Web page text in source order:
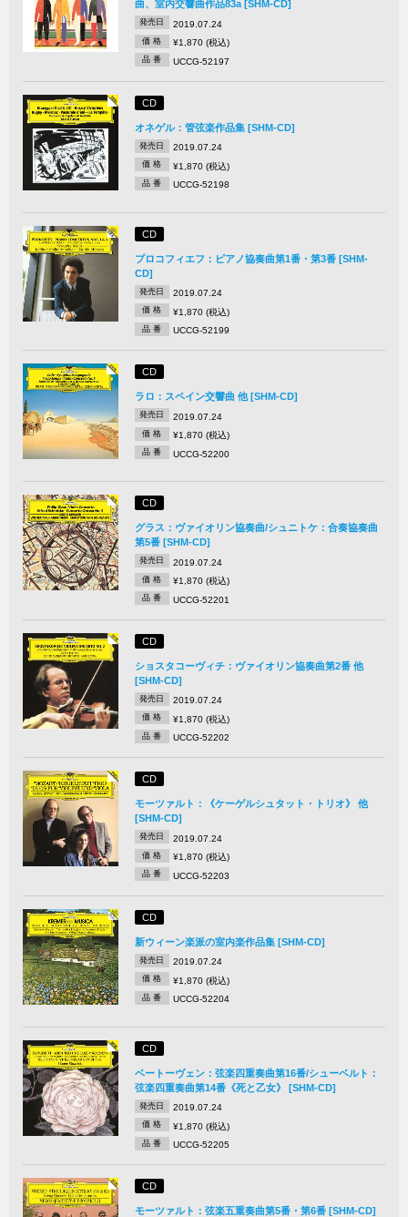
曲、室内交響曲作品83a [SHM-CD]
発売日 2019.07.24
価 格 ¥1,870 (税込)
品 番 UCCG-52197
CD
オネゲル：管弦楽作品集 [SHM-CD]
発売日 2019.07.24
価 格 ¥1,870 (税込)
品 番 UCCG-52198
CD
プロコフィエフ：ピアノ協奏曲第1番・第3番 [SHM-
CD]
発売日 2019.07.24
価 格 ¥1,870 (税込)
品 番 UCCG-52199
CD
ラロ：スペイン交響曲 他 [SHM-CD]
発売日 2019.07.24
価 格 ¥1,870 (税込)
品 番 UCCG-52200
CD
グラス：ヴァイオリン協奏曲/シュニトケ：合奏協奏曲
第5番 [SHM-CD]
発売日 2019.07.24
価 格 ¥1,870 (税込)
品 番 UCCG-52201
CD
ショスタコーヴィチ：ヴァイオリン協奏曲第2番 他
[SHM-CD]
発売日 2019.07.24
価 格 ¥1,870 (税込)
品 番 UCCG-52202
CD
モーツァルト：《ケーゲルシュタット・トリオ》 他
[SHM-CD]
発売日 2019.07.24
価 格 ¥1,870 (税込)
品 番 UCCG-52203
CD
新ウィーン楽派の室内楽作品集 [SHM-CD]
発売日 2019.07.24
価 格 ¥1,870 (税込)
品 番 UCCG-52204
CD
ベートーヴェン：弦楽四重奏曲第16番/シューベルト：
弦楽四重奏曲第14番《死と乙女》 [SHM-CD]
発売日 2019.07.24
価 格 ¥1,870 (税込)
品 番 UCCG-52205
CD
モーツァルト：弦楽五重奏曲第5番・第6番 [SHM-CD]